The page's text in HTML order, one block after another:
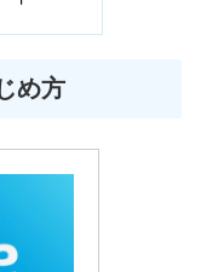
め方